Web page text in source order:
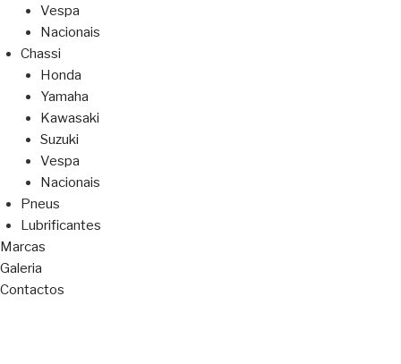
Vespa
Nacionais
Chassi
Honda
Yamaha
Kawasaki
Suzuki
Vespa
Nacionais
Pneus
Lubrificantes
Marcas
Galeria
Contactos